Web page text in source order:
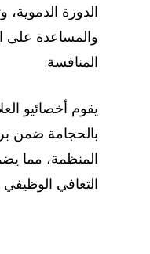
الدورة الدموية،
والمساعدة على
المنافسة.
يقوم أخصائيو
بالحجامة ضمن
المنظمة، مما
التعافي الوظيفي